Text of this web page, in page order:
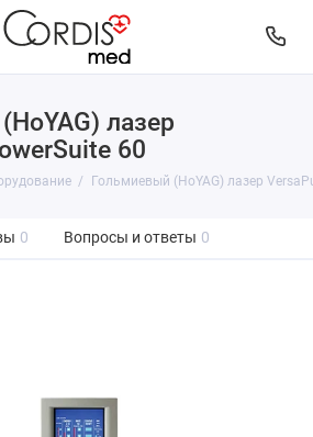
лазер
60
Гольмиевый (HoYAG) лазер
0 Вопросы и ответы 0